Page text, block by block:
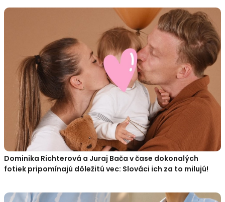
Dominika Richterová a Juraj Bača v čase dokonalých
fotiek pripomínajú dôležitú vec: Slováci ich za to milujú!